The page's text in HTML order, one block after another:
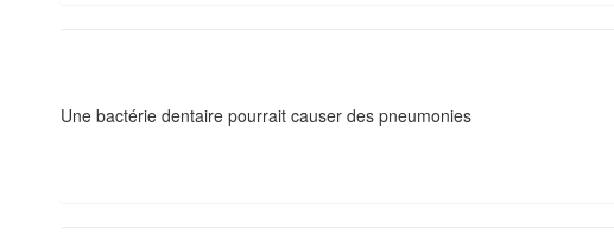
Une bactérie dentaire pourrait causer des pneumonies